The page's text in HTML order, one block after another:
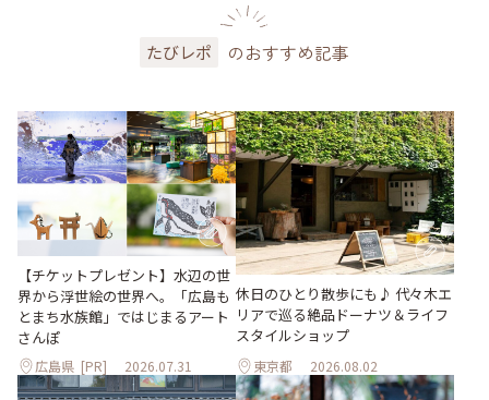
たびレポ のおすすめ記事
【チケットプレゼント】水辺の世
界から浮世絵の世界へ。「広島も
とまち水族館」ではじまるアート
さんぽ
広島県 [PR] 2026.07.31
休日のひとり散歩にも♪ 代々木エ
リアで巡る絶品ドーナツ＆ライフ
スタイルショップ
東京都 2026.08.02